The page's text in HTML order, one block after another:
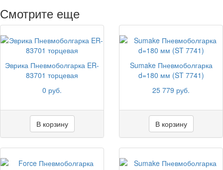
Смотрите еще
Эврика Пневмоболгарка ER-
83701 торцевая
0 руб.
В корзину
Sumake Пневмоболгарка
d=180 мм (ST 7741)
25 779 руб.
В корзину